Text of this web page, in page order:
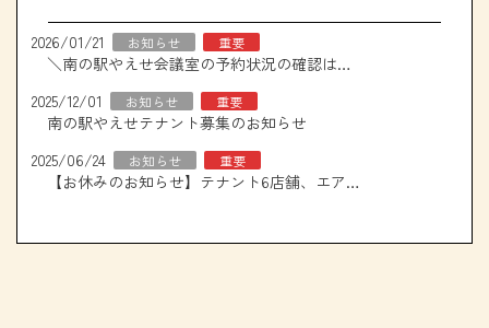
2026/01/21 お知らせ 重要
＼南の駅やえせ会議室の予約状況の確認はこちら！／
2025/12/01
お知らせ 重要
南の駅やえせテナント募集のお知らせ
2025/06/24
お知らせ 重要
【お休みのお知らせ】テナント6店舗、エアコン取り換え工事について